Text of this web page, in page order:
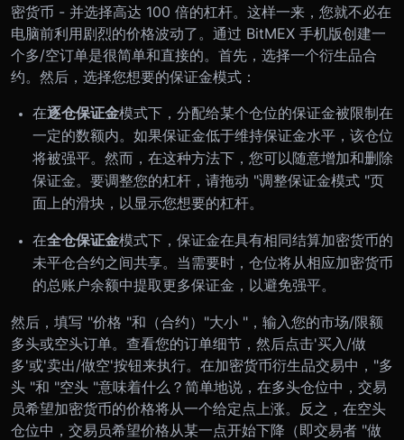
密货币 - 并选择高达 100 倍的杠杆。这样一来，您就不必在
电脑前利用剧烈的价格波动了。通过 BitMEX 手机版创建一
个多/空订单是很简单和直接的。首先，选择一个衍生品合
约。然后，选择您想要的保证金模式：
在逐仓保证金模式下，分配给某个仓位的保证金被限制在
一定的数额内。如果保证金低于维持保证金水平，该仓位
将被强平。然而，在这种方法下，您可以随意增加和删除
保证金。要调整您的杠杆，请拖动 "调整保证金模式 "页
面上的滑块，以显示您想要的杠杆。
在全仓保证金模式下，保证金在具有相同结算加密货币的
未平仓合约之间共享。当需要时，仓位将从相应加密货币
的总账户余额中提取更多保证金，以避免强平。
然后，填写 "价格 "和（合约）"大小 "，输入您的市场/限额
多头或空头订单。查看您的订单细节，然后点击'买入/做
多'或'卖出/做空'按钮来执行。在加密货币衍生品交易中，"多
头 "和 "空头 "意味着什么？简单地说，在多头仓位中，交易
员希望加密货币的价格将从一个给定点上涨。反之，在空头
仓位中，交易员希望价格从某一点开始下降（即交易者 "做